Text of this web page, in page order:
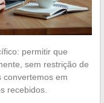
permitir que
sem restrição de
convertemos em
recebidos.